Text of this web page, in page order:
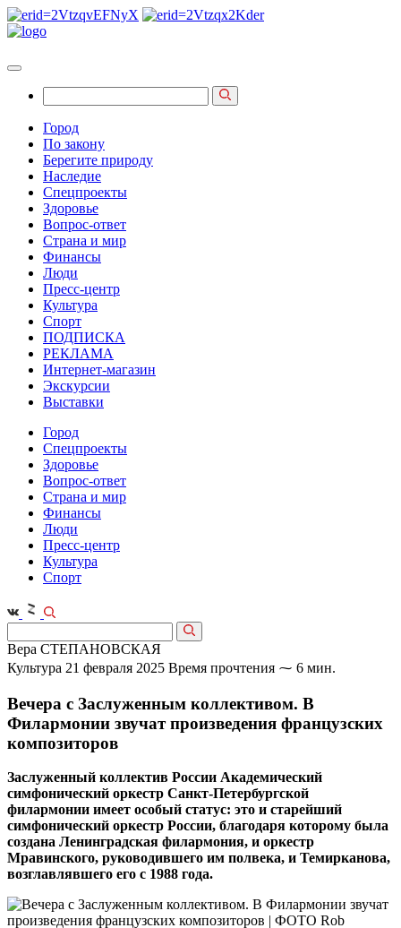
Город
По закону
Берегите природу
Наследие
Спецпроекты
Здоровье
Вопрос-ответ
Страна и мир
Финансы
Люди
Пресс-центр
Культура
Спорт
ПОДПИСКА
РЕКЛАМА
Интернет-магазин
Экскурсии
Выставки
Город
Спецпроекты
Здоровье
Вопрос-ответ
Страна и мир
Финансы
Люди
Пресс-центр
Культура
Спорт
Вера СТЕПАНОВСКАЯ
Культура 21 февраля 2025 Время прочтения ⁓ 6 мин.
Вечера с Заслуженным коллективом. В
Филармонии звучат произведения французских
композиторов
Заслуженный коллектив России Академический
симфонический оркестр Санкт-Петербургской
филармонии имеет особый статус: это и старейший
симфонический оркестр России, благодаря которому была
создана Ленинградская филармония, и оркестр
Мравинского, руководившего им полвека, и Темирканова,
возглавлявшего его с 1988 года.